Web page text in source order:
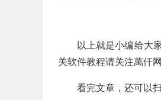
以上就是小编给大
关软件教程请关注萬仟网
看完文章，还可以